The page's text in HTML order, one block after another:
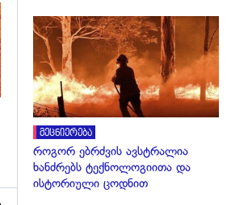
გადახედვა
მეცნიერება
როგორ ებრძვის ავსტრალია
ხანძრებს ტექნოლოგიითა და
ისტორიული ცოდნით